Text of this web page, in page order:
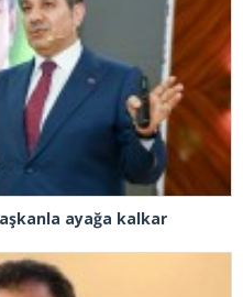
ayağa kalkar